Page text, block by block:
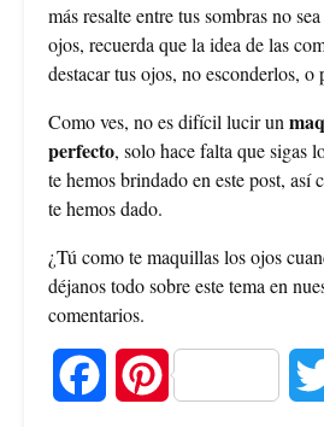
más resalte entre tus sombras no
ojos, recuerda que la idea de las
destacar tus ojos, no esconderlos, o
Como ves, no es difícil lucir un
perfecto, solo hace falta que sigas
te hemos brindado en este post, así
te hemos dado.
¿Tú como te maquillas los ojos
déjanos todo sobre este tema en
comentarios.
P